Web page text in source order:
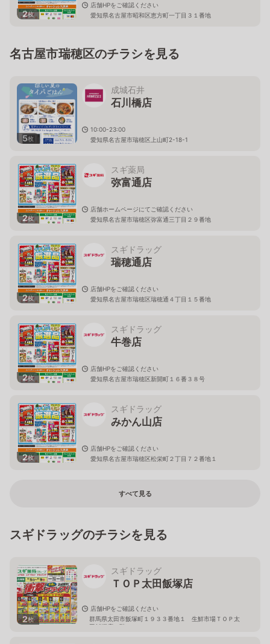
2枚
店舗HPをご確認ください
愛知県名古屋市昭和区恵方町一丁目３１番地
名古屋市瑞穂区のチラシを見る
5枚
成城石井
石川橋店
10:00-23:00
愛知県名古屋市瑞穂区上山町2-18-1
2枚
スギ薬局
弥富通店
店舗ホームページにてご確認ください
愛知県名古屋市瑞穂区弥富通三丁目２９番地
2枚
スギドラッグ
瑞穂通店
店舗HPをご確認ください
愛知県名古屋市瑞穂区瑞穂通４丁目１５番地
2枚
スギドラッグ
牛巻店
店舗HPをご確認ください
愛知県名古屋市瑞穂区新開町１６番３８号
2枚
スギドラッグ
みかん山店
店舗HPをご確認ください
愛知県名古屋市瑞穂区松栄町２丁目７２番地１
すべて見る
スギドラッグのチラシを見る
2枚
スギドラッグ
ＴＯＰ太田飯塚店
店舗HPをご確認ください
群馬県太田市飯塚町１９３３番地１ 生鮮市場ＴＯＰ太
田飯塚店１階